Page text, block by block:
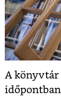
A könyvtár
időpontban